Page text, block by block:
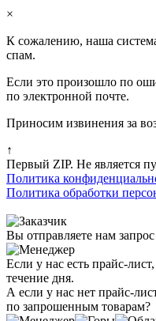
×
К сожалению, наша
спам.
Если это произошло по
по электронной почте.
Приносим извинения за
↑
Первый ZIP. Не является
Политика
Политика обработки
Вы отправляете нам запрос
Если у нас есть прайс-
течение дня.
А если у нас нет прайс-
по запрошенным товарам?